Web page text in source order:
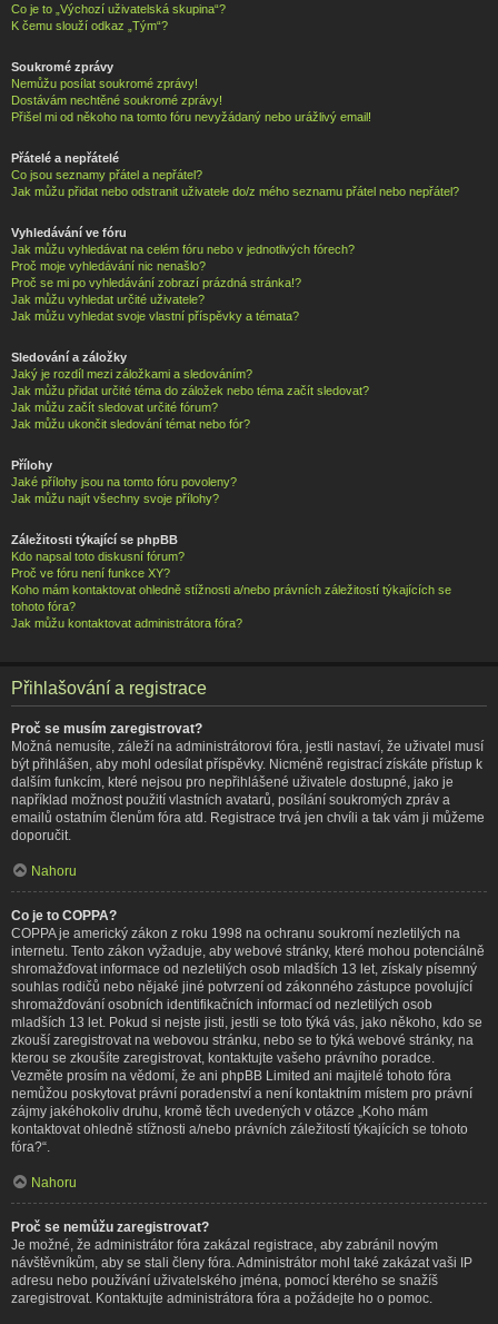
Co je to „Výchozí uživatelská skupina“?
K čemu slouží odkaz „Tým“?
Soukromé zprávy
Nemůžu posílat soukromé zprávy!
Dostávám nechtěné soukromé zprávy!
Přišel mi od někoho na tomto fóru nevyžádaný nebo urážlivý email!
Přátelé a nepřátelé
Co jsou seznamy přátel a nepřátel?
Jak můžu přidat nebo odstranit uživatele do/z mého seznamu přátel nebo nepřátel?
Vyhledávání ve fóru
Jak můžu vyhledávat na celém fóru nebo v jednotlivých fórech?
Proč moje vyhledávání nic nenašlo?
Proč se mi po vyhledávání zobrazí prázdná stránka!?
Jak můžu vyhledat určité uživatele?
Jak můžu vyhledat svoje vlastní příspěvky a témata?
Sledování a záložky
Jaký je rozdíl mezi záložkami a sledováním?
Jak můžu přidat určité téma do záložek nebo téma začít sledovat?
Jak můžu začít sledovat určité fórum?
Jak můžu ukončit sledování témat nebo fór?
Přílohy
Jaké přílohy jsou na tomto fóru povoleny?
Jak můžu najít všechny svoje přílohy?
Záležitosti týkající se phpBB
Kdo napsal toto diskusní fórum?
Proč ve fóru není funkce XY?
Koho mám kontaktovat ohledně stížnosti a/nebo právních záležitostí týkajících se
tohoto fóra?
Jak můžu kontaktovat administrátora fóra?
Přihlašování a registrace
Proč se musím zaregistrovat?
Možná nemusíte, záleží na administrátorovi fóra, jestli nastaví, že uživatel musí
být přihlášen, aby mohl odesílat příspěvky. Nicméně registrací získáte přístup k
dalším funkcím, které nejsou pro nepřihlášené uživatele dostupné, jako je
například možnost použití vlastních avatarů, posílání soukromých zpráv a
emailů ostatním členům fóra atd. Registrace trvá jen chvíli a tak vám ji můžeme
doporučit.
Nahoru
Co je to COPPA?
COPPA je americký zákon z roku 1998 na ochranu soukromí nezletilých na
internetu. Tento zákon vyžaduje, aby webové stránky, které mohou potenciálně
shromažďovat informace od nezletilých osob mladších 13 let, získaly písemný
souhlas rodičů nebo nějaké jiné potvrzení od zákonného zástupce povolující
shromažďování osobních identifikačních informací od nezletilých osob
mladších 13 let. Pokud si nejste jisti, jestli se toto týká vás, jako někoho, kdo se
zkouší zaregistrovat na webovou stránku, nebo se to týká webové stránky, na
kterou se zkoušíte zaregistrovat, kontaktujte vašeho právního poradce.
Vezměte prosím na vědomí, že ani phpBB Limited ani majitelé tohoto fóra
nemůžou poskytovat právní poradenství a není kontaktním místem pro právní
zájmy jakéhokoliv druhu, kromě těch uvedených v otázce „Koho mám
kontaktovat ohledně stížnosti a/nebo právních záležitostí týkajících se tohoto
fóra?“.
Nahoru
Proč se nemůžu zaregistrovat?
Je možné, že administrátor fóra zakázal registrace, aby zabránil novým
návštěvníkům, aby se stali členy fóra. Administrátor mohl také zakázat vaši IP
adresu nebo používání uživatelského jména, pomocí kterého se snažíš
zaregistrovat. Kontaktujte administrátora fóra a požádejte ho o pomoc.